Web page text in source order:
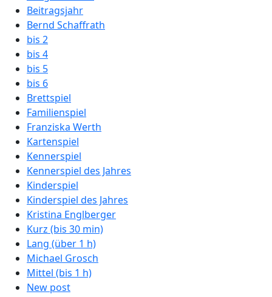
Beitragsjahr
Bernd Schaffrath
bis 2
bis 4
bis 5
bis 6
Brettspiel
Familienspiel
Franziska Werth
Kartenspiel
Kennerspiel
Kennerspiel des Jahres
Kinderspiel
Kinderspiel des Jahres
Kristina Englberger
Kurz (bis 30 min)
Lang (über 1 h)
Michael Grosch
Mittel (bis 1 h)
New post